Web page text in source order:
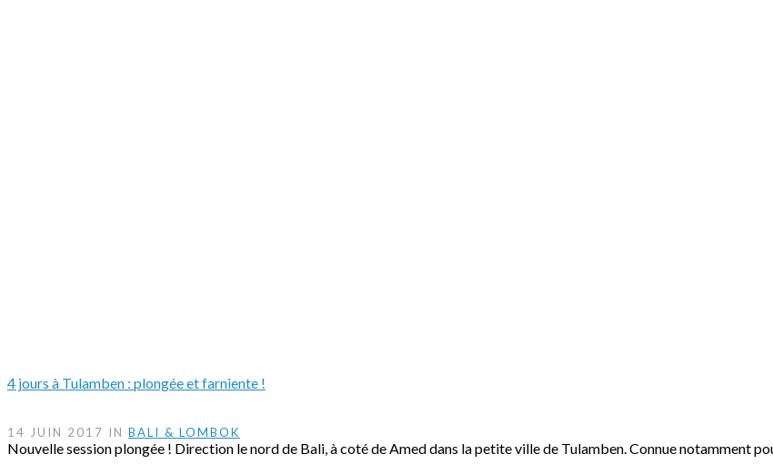
4 jours à Tulamben : plongée et farniente !
14 JUIN 2017 IN BALI & LOMBOK
Nouvelle session plongée ! Direction le nord de Bali, à coté de Amed dans la petite ville de Tulamben. Connue notamment